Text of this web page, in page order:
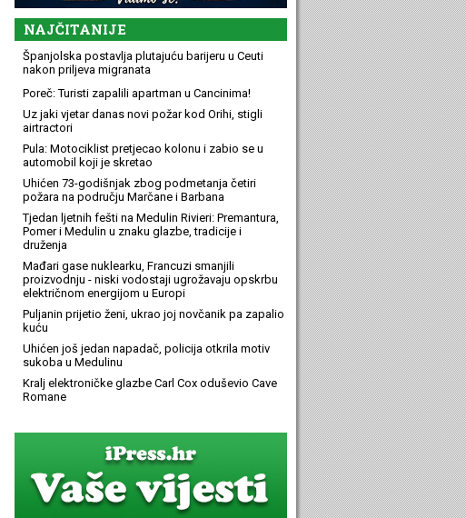
NAJČITANIJE
Španjolska postavlja plutajuću barijeru u Ceuti
nakon priljeva migranata
Poreč: Turisti zapalili apartman u Cancinima!
Uz jaki vjetar danas novi požar kod Orihi, stigli
airtractori
Pula: Motociklist pretjecao kolonu i zabio se u
automobil koji je skretao
Uhićen 73-godišnjak zbog podmetanja četiri
požara na području Marčane i Barbana
Tjedan ljetnih fešti na Medulin Rivieri: Premantura,
Pomer i Medulin u znaku glazbe, tradicije i
druženja
Mađari gase nuklearku, Francuzi smanjili
proizvodnju - niski vodostaji ugrožavaju opskrbu
električnom energijom u Europi
Puljanin prijetio ženi, ukrao joj novčanik pa zapalio
kuću
Uhićen još jedan napadač, policija otkrila motiv
sukoba u Medulinu
Kralj elektroničke glazbe Carl Cox oduševio Cave
Romane